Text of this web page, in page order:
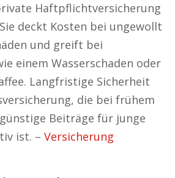
Haftpflichtversicherung
deckt Kosten bei ungewollt
und greift bei
einem Wasserschaden oder
Langfristige Sicherheit
die bei frühem
Beiträge für junge
ist. – Versicherung